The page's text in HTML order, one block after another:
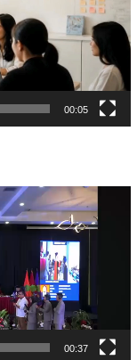
00:05
00:37